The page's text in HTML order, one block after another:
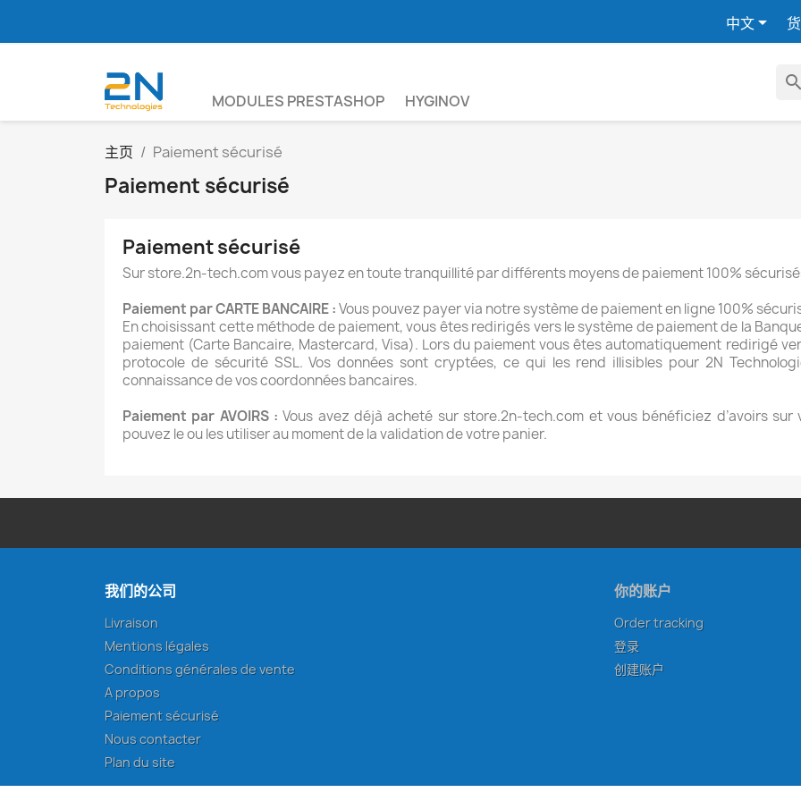
中文
MODULES PRESTASHOP HYGINOV
search
主页 Paiement sécurisé
Paiement sécurisé
Paiement sécurisé
Sur store.2n-tech.com vous payez en toute tranquillité par différents moyens de paiement 100%
Paiement par CARTE BANCAIRE :Vous pouvez payer via notre système de paiement en ligne 100%
En choisissant cette méthode de paiement, vous êtes redirigés vers le système de paiement de la
paiement (Carte Bancaire, Mastercard, Visa). Lors du paiement vous êtes automatiquement redirigé
protocole de sécurité SSL. Vos données sont cryptées, ce qui les rend illisibles pour 2N
connaissance de vos coordonnées bancaires.
Paiement par AVOIRS :Vous avez déjà acheté sur store.2n-tech.com et vous bénéficiez d’avoirs
pouvez le ou les utiliser au moment de la validation de votre panier.
我们的公司
Livraison
Mentions légales
Conditions générales de vente
A propos
Paiement sécurisé
Nous contacter
Plan du site
你的账户
Order tracking
登录
创建账户